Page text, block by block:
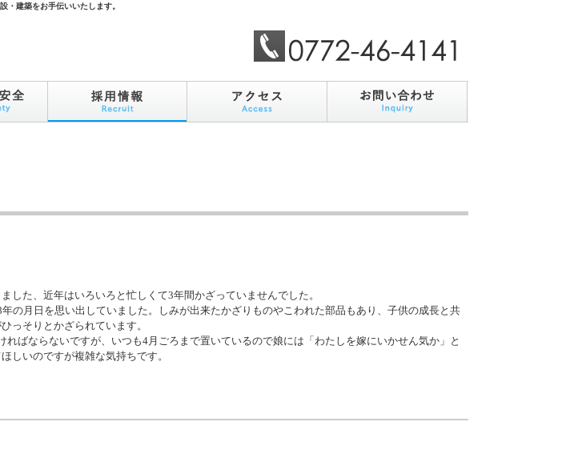
・建築をお手伝いいたします。
した、近年はいろいろと忙しくて3年間かざっていませんでした。
の月日を思い出していました。しみが出来たかざりものやこわれた部品もあり、子供の成長と共
っそりとかざられています。
ればならないですが、いつも4月ごろまで置いているので娘には「わたしを嫁にいかせん気か」と
しいのですが複雑な気持ちです。